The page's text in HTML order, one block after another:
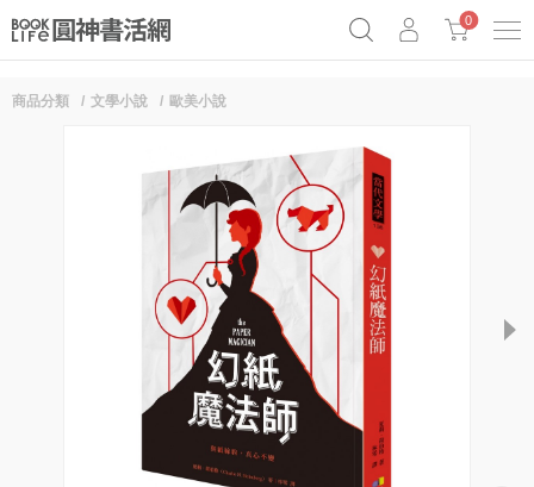
0
商品分類 文學小說 歐美小說
next